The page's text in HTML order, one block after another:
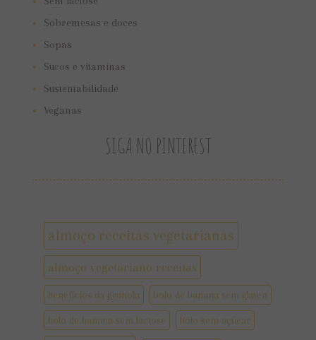
Sobremesas e doces
Sopas
Sucos e vitaminas
Sustentabilidade
Veganas
SIGA NO PINTEREST
almoço receitas vegetarianas
almoço vegetariano receitas
benefícios da granola bolo de banana sem gluten
bolo de banana sem lactose bolo sem açúcar